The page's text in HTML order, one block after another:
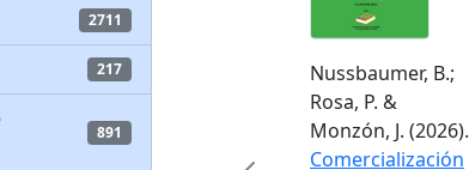
2711
217
891
Nussbaumer, B.;
Rosa, P. &
Monzón, J. (2026).
Comercialización